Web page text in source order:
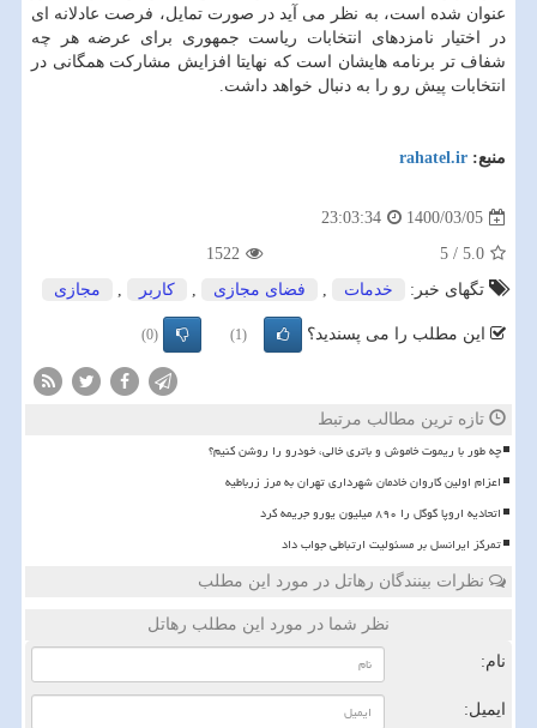
عنوان شده است، به نظر می آید در صورت تمایل، فرصت عادلانه ای
در اختیار نامزدهای انتخابات ریاست جمهوری برای عرضه هر چه
شفاف تر برنامه هایشان است که نهایتا افزایش مشارکت همگانی در
انتخابات پیش رو را به دنبال خواهد داشت.
منبع: rahatel.ir
1400/03/05
23:03:34
5.0
/
5
1522
تگهای خبر:
خدمات , فضای مجازی , كاربر , مجازی
این مطلب را می پسندید؟ (1)
(0)
تازه ترین مطالب مرتبط
چه طور با ریموت خاموش و باتری خالی، خودرو را روشن کنیم؟
اعزام اولین کاروان خادمان شهرداری تهران به مرز زرباطیه
اتحادیه اروپا گوگل را ۸۹۰ میلیون یورو جریمه کرد
تمرکز ایرانسل بر مسئولیت ارتباطی جواب داد
نظرات بینندگان رهاتل در مورد این مطلب
نظر شما در مورد این مطلب رهاتل
نام:
ایمیل: